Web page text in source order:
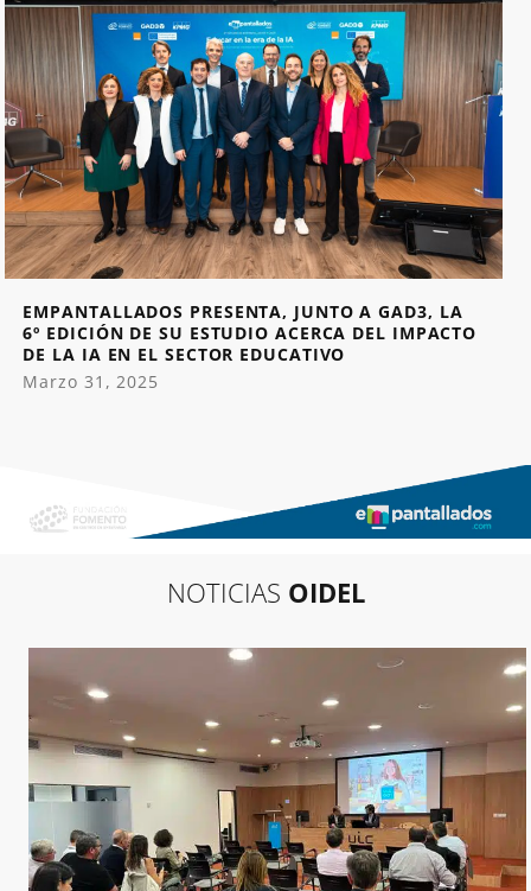
EMPANTALLADOS PRESENTA, JUNTO A GAD3, LA
6º EDICIÓN DE SU ESTUDIO ACERCA DEL IMPACTO
DE LA IA EN EL SECTOR EDUCATIVO
Marzo 31, 2025
NOTICIAS OIDEL